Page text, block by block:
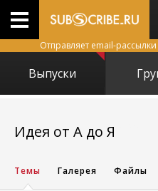
Отправляет email-
Выпуски
Идея от А до Я
Темы Галерея Файлы